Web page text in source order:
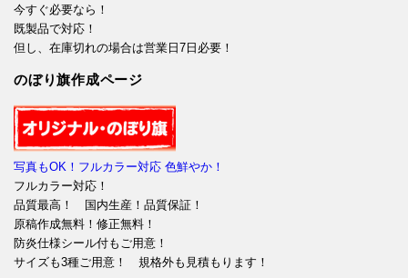
今すぐ必要なら！
既製品で対応！
但し、在庫切れの場合は営業日7日必要！
のぼり旗作成ページ
写真もOK！フルカラー対応 色鮮やか！
フルカラー対応！
品質最高！ 国内生産！品質保証！
原稿作成無料！修正無料！
防炎仕様シール付もご用意！
サイズも3種ご用意！ 規格外も見積もります！